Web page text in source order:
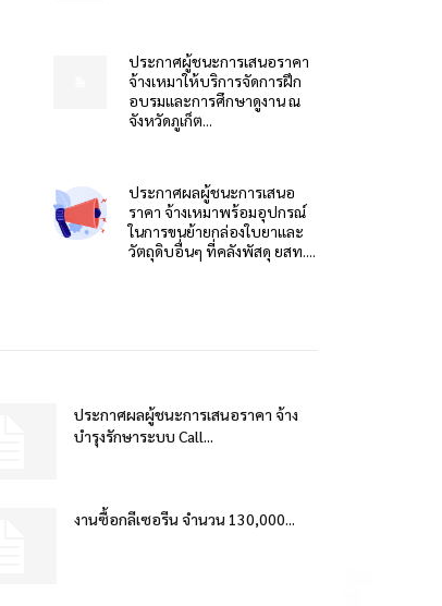
ประกาศผู้ชนะการเสนอราคา
จ้างเหมาให้บริการจัดการฝึก
อบรมและการศึกษาดูงาน ณ
จังหวัดภูเก็ต...
ประกาศผลผู้ชนะการเสนอ
ราคา จ้างเหมาพร้อมอุปกรณ์
ในการขนย้ายกล่องใบยาและ
วัตถุดิบอื่นๆ ที่คลังพัสดุ ยสท....
ประกาศผลผู้ชนะการเสนอราคา จ้าง
บำรุงรักษาระบบ Call...
งานซื้อกลีเซอรีน จำนวน 130,000...